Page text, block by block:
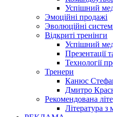
Успішний
Эмоційні продажі
Эволюційні
Відкриті тренінги
Успішний
Презентації
Технології
Тренери
Канюс
Дмитро
Рекомендована
Література з